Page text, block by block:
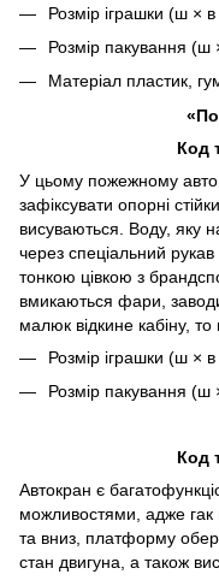
Розмір іграшки (ш ×
Розмір пакування
Матеріал пластик,
Код
У цьому пожежному
зафіксувати опорні
висуваються. Воду, яку
через спеціальний
тонкою цівкою з
вмикаються фари,
малюк відкине кабіну, то
Розмір іграшки (ш ×
Розмір пакування
Код
Автокран є
можливостями, адже гак
та вниз, платформу
стан двигуна, а також